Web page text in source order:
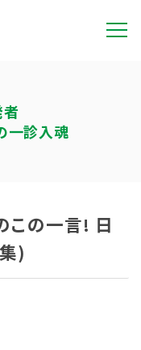
者
一診入魂
この一言! 日
)